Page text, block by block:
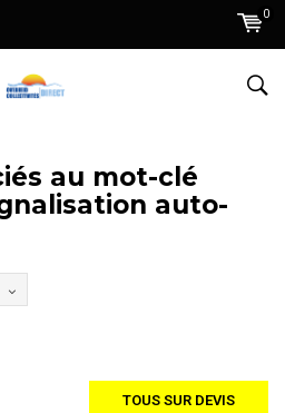
0
au mot-clé
auto-
TOUS SUR DEVIS